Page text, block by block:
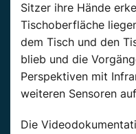
Sitzer ihre Hände
Tischoberfläche
dem Tisch und den
blieb und die
Perspektiven mit
weiteren Sensoren
Die